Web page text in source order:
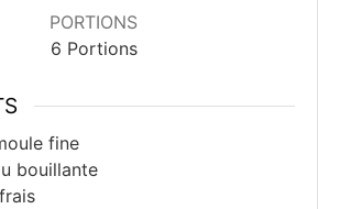
PORTIONS
6 Portions
fine
bouillante